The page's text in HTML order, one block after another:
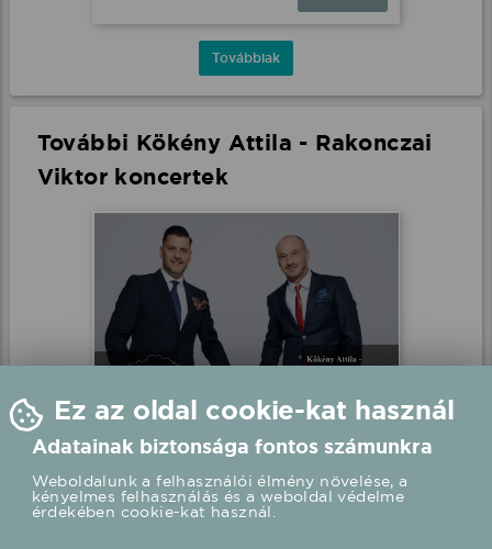
Továbbiak
További Kökény Attila - Rakonczai
Viktor koncertek
Viktor élő koncert
Budapest, Margitsziget
2026.08.08 20:00 UTC+2
Ez az oldal cookie-kat használ
Adatainak biztonsága fontos számunkra
Weboldalunk a felhasználói élmény növelése, a
kényelmes felhasználás és a weboldal védelme
érdekében cookie-kat használ.